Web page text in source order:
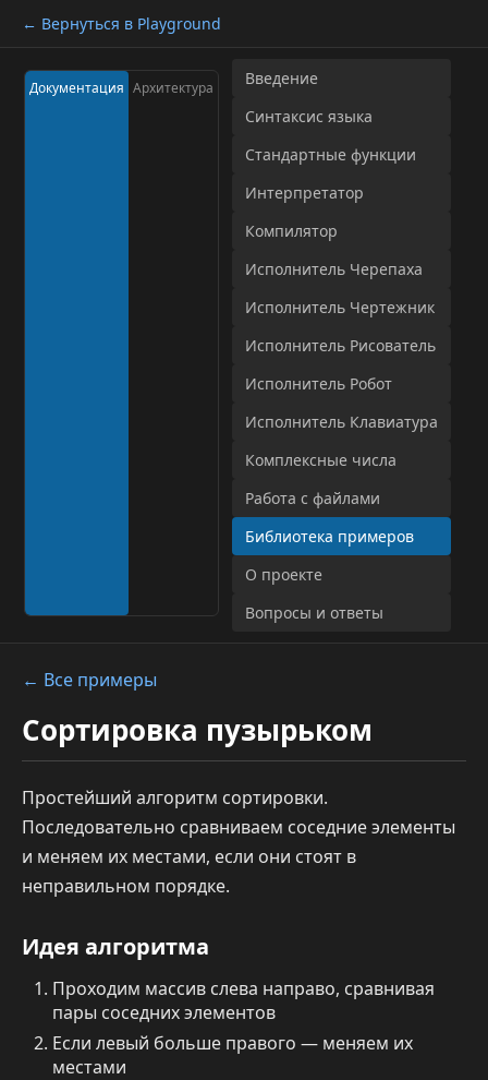
← Вернуться в Playground
Документация Архитектура
Введение
Синтаксис языка
Стандартные функции
Интерпретатор
Компилятор
Исполнитель Черепаха
Исполнитель Чертежник
Исполнитель Рисователь
Исполнитель Робот
Исполнитель Клавиатура
Комплексные числа
Работа с файлами
Библиотека примеров
О проекте
Вопросы и ответы
← Все примеры
Сортировка пузырьком
Простейший алгоритм сортировки.
Последовательно сравниваем соседние элементы
и меняем их местами, если они стоят в
неправильном порядке.
Идея алгоритма
Проходим массив слева направо, сравнивая
пары соседних элементов
Если левый больше правого — меняем их
местами